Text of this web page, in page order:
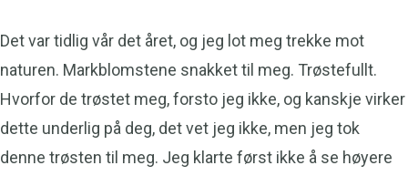
Det var tidlig vår det året, og jeg lot meg trekke mot
naturen. Markblomstene snakket til meg. Trøstefullt.
Hvorfor de trøstet meg, forsto jeg ikke, og kanskje virker
dette underlig på deg, det vet jeg ikke, men jeg tok
denne trøsten til meg. Jeg klarte først ikke å se høyere